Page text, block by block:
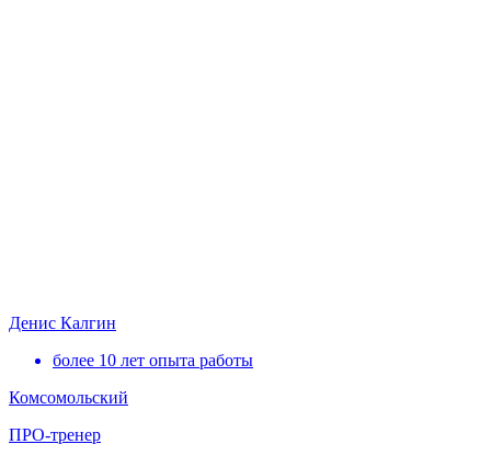
Денис Калгин
более 10 лет опыта работы
Комсомольский
ПРО-тренер